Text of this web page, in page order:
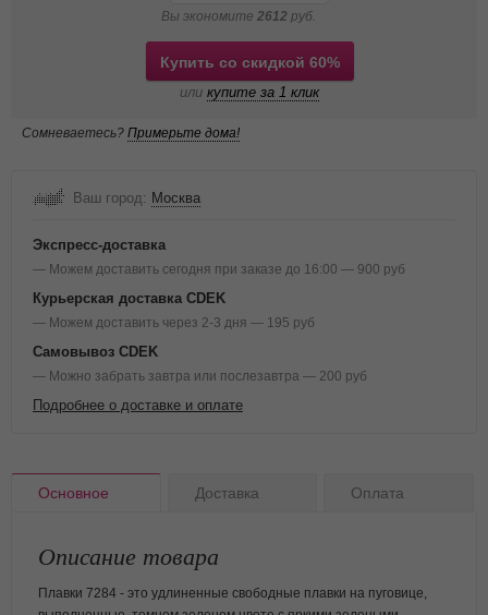
Вы экономите 2612 руб.
Купить со скидкой 60%
или купите за 1 клик
Сомневаетесь? Примерьте дома!
Ваш город: Москва
Экспресс-доставка
— Можем доставить сегодня при заказе до 16:00 — 900 руб
Курьерская доставка CDEK
— Можем доставить через 2-3 дня — 195 руб
Самовывоз CDEK
— Можно забрать завтра или послезавтра — 200 руб
Подробнее о доставке и оплате
Основное Доставка Оплата
Описание товара
Плавки 7284 - это удлиненные свободные плавки на пуговице,